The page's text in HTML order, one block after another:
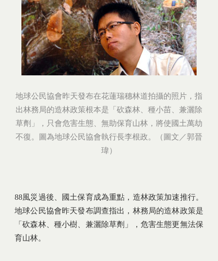
地球公民協會昨天發布在花蓮瑞穗林道拍攝的照片，指
出林務局的造林政策根本是「砍森林、種小苗、兼灑除
草劑」，只會危害生態、無助保育山林，將使國土萬劫
不復。圖為地球公民協會執行長李根政。（圖文／郭晉
瑋）
88風災過後、國土保育成為重點，造林政策加速推行。
地球公民協會昨天發布調查指出，林務局的造林政策是
「砍森林、種小樹、兼灑除草劑」，危害生態更無法保
育山林。